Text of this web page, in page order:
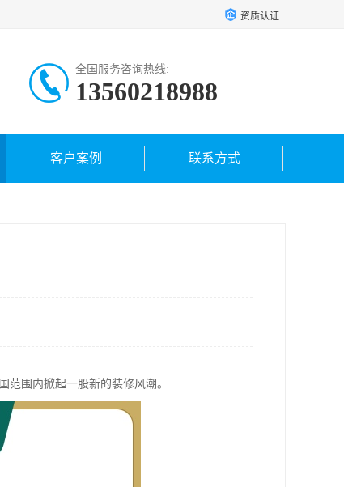
资质认证
全国服务咨询热线:
13560218988
客户案例 联系方式
围内掀起一股新的装修风潮。